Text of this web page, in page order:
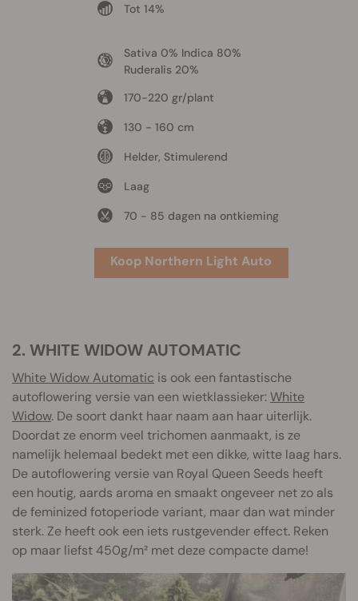
Tot 14%
Sativa 0% Indica 80%
Ruderalis 20%
170-220 gr/plant
130 - 160 cm
Helder, Stimulerend
Laag
70 - 85 dagen na ontkieming
Koop Northern Light Auto
2. WHITE WIDOW AUTOMATIC
White Widow Automatic is ook een fantastische
autoflowering versie van een wietklassieker:White
Widow. De soort dankt haar naam aan haar uiterlijk.
Doordat ze enorm veel trichomen aanmaakt, is ze
namelijk helemaal bedekt met een dikke, witte laag hars.
De autoflowering versie van Royal Queen Seeds heeft
een houtig, aards aroma en smaakt ongeveer net zo als
de feminized fotoperiode variant, maar dan wat minder
sterk. Ze heeft ook een iets rustgevender effect. Reken
op maar liefst 450g/m² met deze compacte dame!